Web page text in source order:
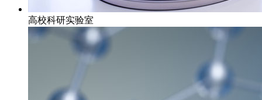
高校科研实验室